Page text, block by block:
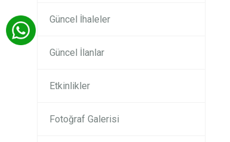
Güncel İhaleler
Güncel İlanlar
Etkinlikler
Fotoğraf Galerisi